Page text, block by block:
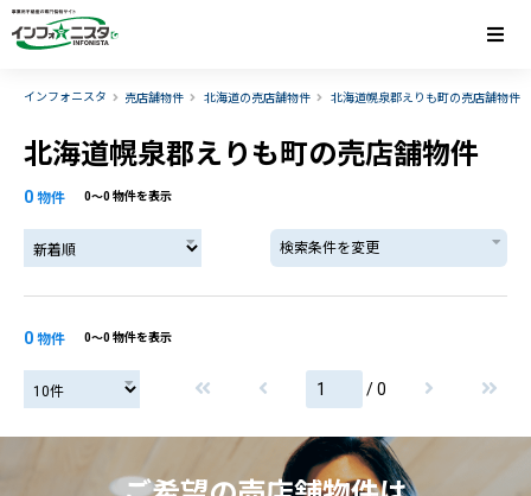
インフォニスタ 売店舗物件 北海道の売店舗物件 北海道幌泉郡えりも町の売店舗物件
北海道幌泉郡えりも町の売店舗物件
0 物件 0〜0 物件を表示
検索条件を変更
0 物件 0〜0 物件を表示
/ 0